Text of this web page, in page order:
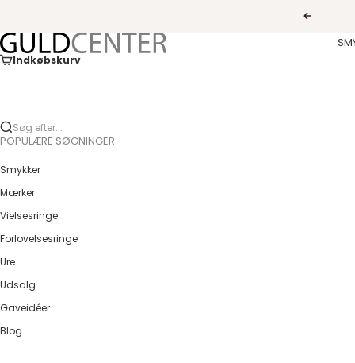
Forrige
Guldcenter
Indkøbskurv
Søg efter...
POPULÆRE SØGNINGER
Smykker
Mærker
Vielsesringe
Forlovelsesringe
Ure
Udsalg
Gaveidéer
Blog